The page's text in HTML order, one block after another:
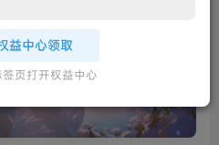
益中心领取
页打开权益中心